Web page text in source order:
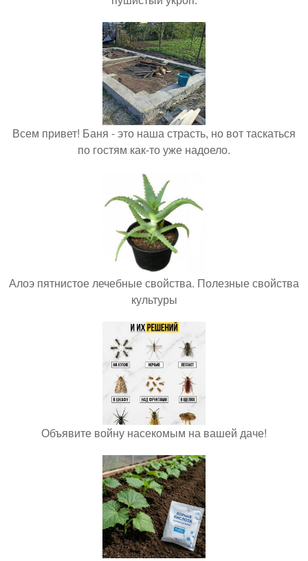
Всем привет! Баня - это наша страсть, но вот таскаться
по гостям как-то уже надоело.
Алоэ пятнистое лечебные свойства. Полезные свойства
культуры
Объявите войну насекомым на вашей даче!